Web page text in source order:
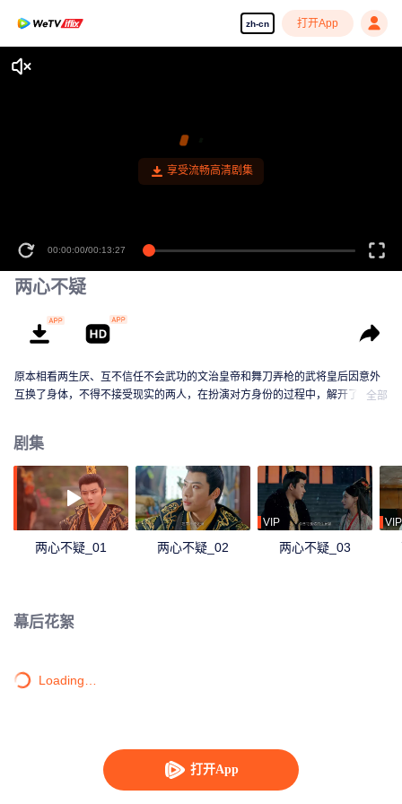
zh-cn 打开App
打开App
享受流畅高清剧集
00:00:00/00:13:27
两心不疑
原本相看两生厌、互不信任不会武功的文治皇帝和舞刀弄枪的武将皇后因意外
互换了身体，不得不接受现实的两人，在扮演对方身份的过程中，解开了误
上体内的皇后也终于明白为什么皇上对自己的家族保有猜疑。
全部
剧集
两心不疑_01 两心不疑_02
VIP
两心不疑_03
VIP
幕后花絮
Loading…